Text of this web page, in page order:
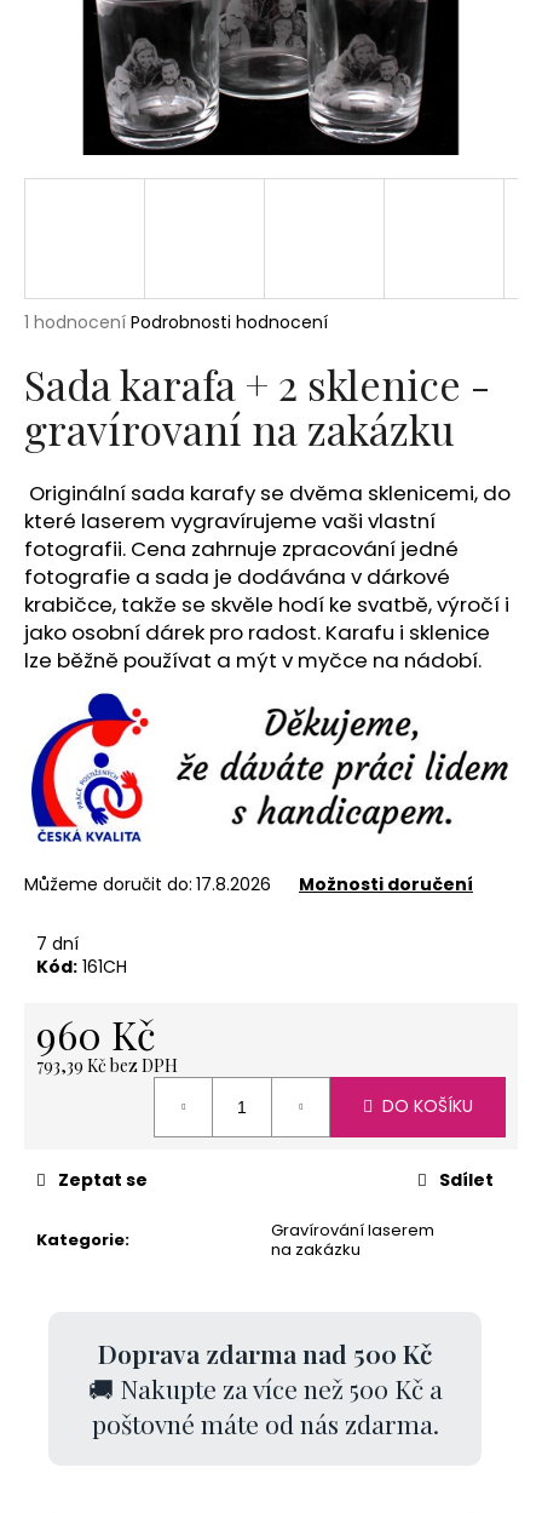
Průměrné
produktu
je
z
5
hvězdiček.
1 hodnocení Podrobnosti hodnocení
Sada karafa + 2 sklenice -
gravírovaní na zakázku
Originální sada karafy se dvěma sklenicemi, do
které laserem vygravírujeme vaši vlastní
fotografii. Cena zahrnuje zpracování jedné
fotografie a sada je dodávána v dárkové
krabičce, takže se skvěle hodí ke svatbě, výročí i
jako osobní dárek pro radost. Karafu i sklenice
lze běžně používat a mýt v myčce na nádobí.
Můžeme doručit do: 17.8.2026 Možnosti doručení
7 dní
Kód: 161CH
960 Kč
793,39 Kč bez DPH
DO KOŠÍKU
Kategorie:
Gravírování laserem
na zakázku
Zeptat se Sdílet
Doprava zdarma nad 500 Kč
🚚 Nakupte za více než 500 Kč a
poštovné máte od nás zdarma.
D
p
r
u
č
u
j
e
m
NEREZOVÁ
LŽIČKA
-
NA
ZAKÁZKU
CM-
118
Kč